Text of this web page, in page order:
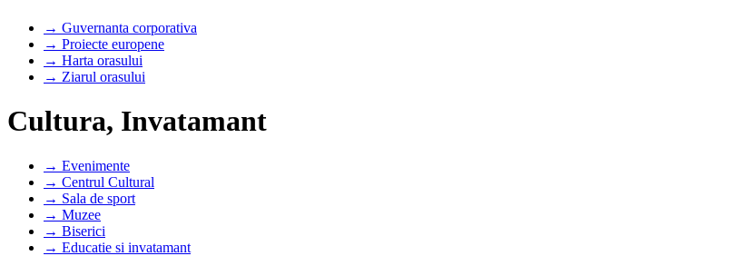
→ Guvernanta corporativa
→ Proiecte europene
→ Harta orasului
→ Ziarul orasului
Cultura, Invatamant
→ Evenimente
→ Centrul Cultural
→ Sala de sport
→ Muzee
→ Biserici
→ Educatie si invatamant